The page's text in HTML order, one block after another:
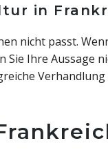
in
nicht passt.
Sie Ihre Aussage